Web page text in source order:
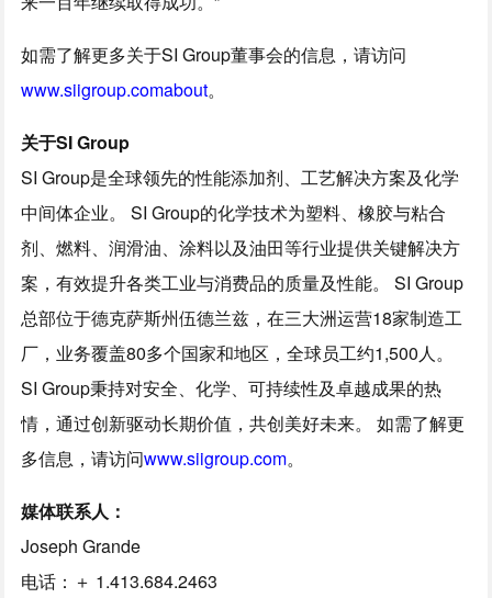
如需了解更多关于SI Group董事会的信息，请访问
www.siigroup.comabout。
关于SI Group
SI Group是全球领先的性能添加剂、工艺解决方案及化学
中间体企业。 SI Group的化学技术为塑料、橡胶与粘合
剂、燃料、润滑油、涂料以及油田等行业提供关键解决方
案，有效提升各类工业与消费品的质量及性能。 SI Group
总部位于德克萨斯州伍德兰兹，在三大洲运营18家制造工
厂，业务覆盖80多个国家和地区，全球员工约1,500人。
SI Group秉持对安全、化学、可持续性及卓越成果的热
情，通过创新驱动长期价值，共创美好未来。 如需了解更
多信息，请访问www.siigroup.com。
媒体联系人：
Joseph Grande
电话：＋ 1.413.684.2463